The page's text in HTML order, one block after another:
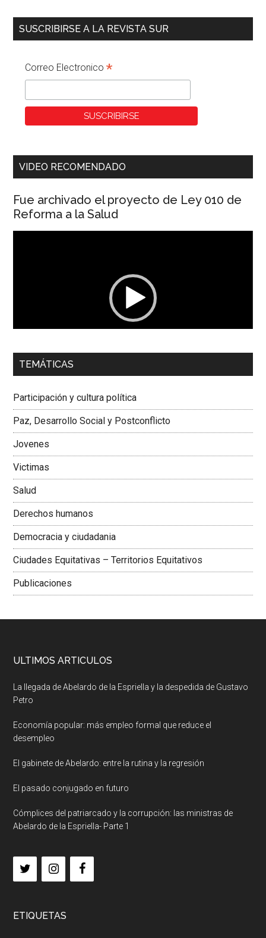
SUSCRIBIRSE A LA REVISTA SUR
Correo Electronico*
VIDEO RECOMENDADO
Fue archivado el proyecto de Ley 010 de
Reforma a la Salud
00:00 01:04
Dra. Carolina Corcho Mejía,Presidenta Corporación
Colombiana
TEMÁTICAS
Participación y cultura política
Paz, Desarrollo Social y Postconflicto
Jovenes
Victimas
Salud
Derechos humanos
Democracia y ciudadania
Ciudades Equitativas – Territorios Equitativos
Publicaciones
ULTIMOS ARTICULOS
La llegada de Abelardo de la Espriella y la despedida de Gustavo
Petro
Economía popular: más empleo formal que reduce el
desempleo
El gabinete de Abelardo: entre la rutina y la regresión
El pasado conjugado en futuro
Cómplices del patriarcado y la corrupción: las ministras de
Abelardo de la Espriella- Parte 1
ETIQUETAS